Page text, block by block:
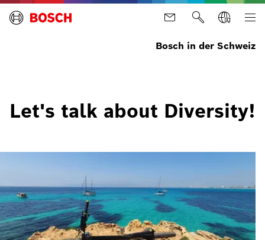
Bosch in der Schweiz
Let's talk about Diversity!